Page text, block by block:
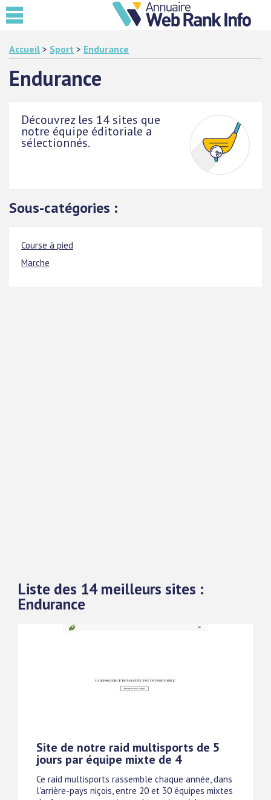
Accueil > Sport > Endurance
Endurance
Découvrez les 14 sites que
notre équipe éditoriale a
sélectionnés.
Sous-catégories :
Course à pied
Marche
Liste des 14 meilleurs sites :
Endurance
Site de notre raid multisports de 5
jours par équipe mixte de 4
Ce raid multisports rassemble chaque année, dans
l'arrière-pays niçois, entre 20 et 30 équipes mixtes